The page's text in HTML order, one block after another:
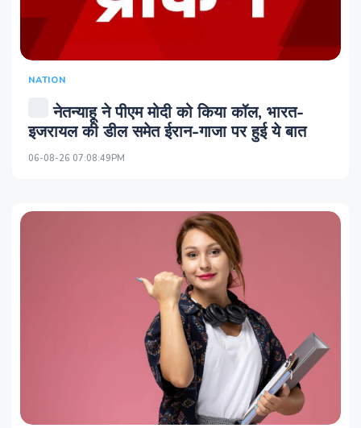
NATION
नेतन्याहू ने पीएम मोदी को किया कॉल, भारत-
इजरायल की डील समेत ईरान-गाजा पर हुई ये बात
06-08-26 07:08:49PM